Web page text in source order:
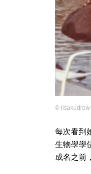
©
每次看到
生物學學
成名之前